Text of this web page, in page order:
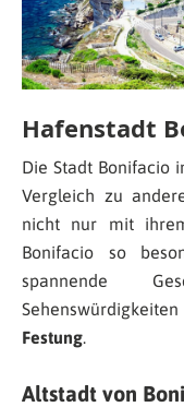
Hafenstadt
Die Stadt Bonifacio
Vergleich zu
nicht nur mit
Bonifacio so
spannende
Festung
Altstadt von